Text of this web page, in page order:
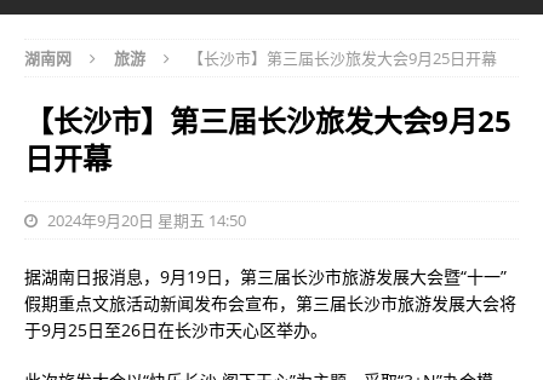
湖南网 旅游 【长沙市】第三届长沙旅发大会9月25日开幕
【长沙市】第三届长沙旅发大会9月25
日开幕
2024年9月20日 星期五 14:50
据湖南日报消息，9月19日，第三届长沙市旅游发展大会暨“十一”
假期重点文旅活动新闻发布会宣布，第三届长沙市旅游发展大会将
于9月25日至26日在长沙市天心区举办。